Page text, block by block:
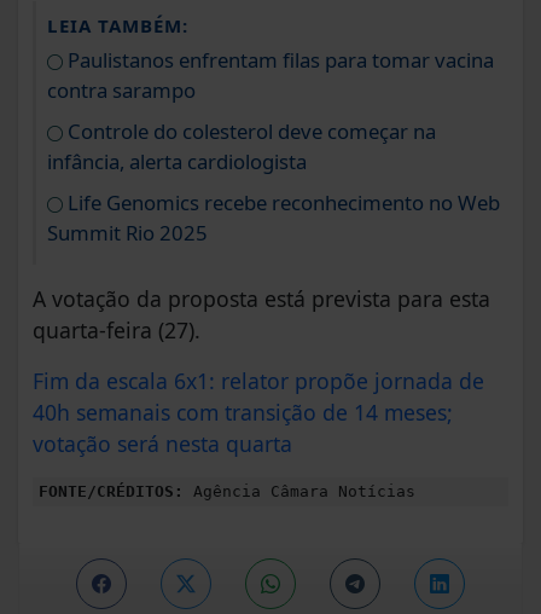
LEIA TAMBÉM:
Paulistanos enfrentam filas para tomar vacina
contra sarampo
Controle do colesterol deve começar na
infância, alerta cardiologista
Life Genomics recebe reconhecimento no Web
Summit Rio 2025
A votação da proposta está prevista para esta
quarta-feira (27).
Fim da escala 6x1: relator propõe jornada de
40h semanais com transição de 14 meses;
votação será nesta quarta
FONTE/CRÉDITOS: Agência Câmara Notícias